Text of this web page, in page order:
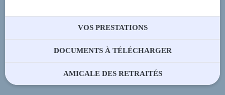
VOS PRESTATIONS
DOCUMENTS À TÉLÉCHARGER
AMICALE DES RETRAITÉS